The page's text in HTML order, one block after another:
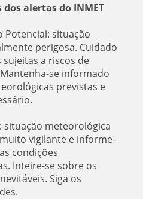
dos alertas do INMET
Potencial: situação
perigosa. Cuidado
a riscos de
se informado
previstas e
situação meteorológica
vigilante e informe-
condições
Inteire-se sobre os
Siga os